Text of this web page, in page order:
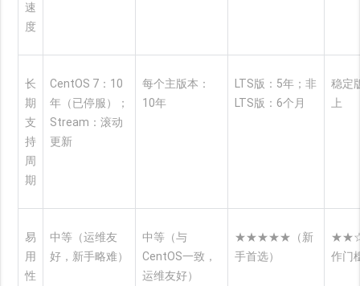
速
度
长
期
支
持
周
期
CentOS 7：10
年（已停服）；
Stream：滚动
更新
每个主版本：
10年
LTS版：5年；非
LTS版：6个月
稳定
上
易
用
性
中等（运维友
好，新手略难）
中等（与
CentOS一致，
运维友好）
★★★★★（新
手首选）
作门